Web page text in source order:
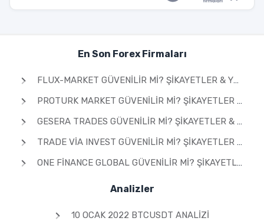
En Son Forex Firmaları
FLUX-MARKET GÜVENILIR MI? ŞIKAYETLER & YORUMLAR 2026
PROTURK MARKET GÜVENILIR MI? ŞIKAYETLER & YORUMLAR 2026
GESERA TRADES GÜVENILIR MI? ŞIKAYETLER & YORUMLAR 2026
TRADE VIA INVEST GÜVENILIR MI? ŞIKAYETLER & YORUMLAR 2026
ONE FINANCE GLOBAL GÜVENILIR MI? ŞIKAYETLER & YORUMLAR 2026
Analizler
10 OCAK 2022 BTCUSDT ANALIZI